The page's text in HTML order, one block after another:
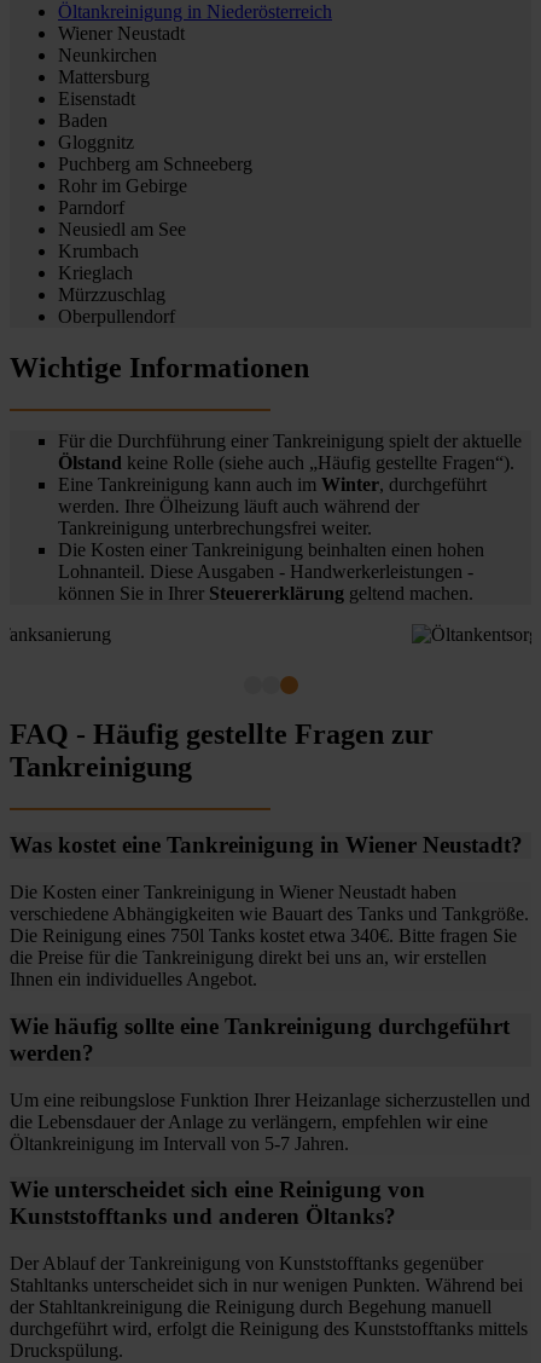
Öltankreinigung in Niederösterreich
Wiener Neustadt
Neunkirchen
Mattersburg
Eisenstadt
Baden
Gloggnitz
Puchberg am Schneeberg
Rohr im Gebirge
Parndorf
Neusiedl am See
Krumbach
Krieglach
Mürzzuschlag
Oberpullendorf
Wichtige Informationen
Für die Durchführung einer Tankreinigung spielt der aktuelle
Ölstand keine Rolle (siehe auch „Häufig gestellte Fragen“).
Eine Tankreinigung kann auch im Winter, durchgeführt
werden. Ihre Ölheizung läuft auch während der
Tankreinigung unterbrechungsfrei weiter.
Die Kosten einer Tankreinigung beinhalten einen hohen
Lohnanteil. Diese Ausgaben - Handwerkerleistungen -
können Sie in Ihrer Steuererklärung geltend machen.
FAQ - Häufig gestellte Fragen zur
Tankreinigung
Was kostet eine Tankreinigung in Wiener Neustadt?
Die Kosten einer Tankreinigung in Wiener Neustadt haben
verschiedene Abhängigkeiten wie Bauart des Tanks und Tankgröße.
Die Reinigung eines 750l Tanks kostet etwa 340€. Bitte fragen Sie
die Preise für die Tankreinigung direkt bei uns an, wir erstellen
Ihnen ein individuelles Angebot.
Wie häufig sollte eine Tankreinigung durchgeführt
werden?
Um eine reibungslose Funktion Ihrer Heizanlage sicherzustellen und
die Lebensdauer der Anlage zu verlängern, empfehlen wir eine
Öltankreinigung im Intervall von 5-7 Jahren.
Wie unterscheidet sich eine Reinigung von
Kunststofftanks und anderen Öltanks?
Der Ablauf der Tankreinigung von Kunststofftanks gegenüber
Stahltanks unterscheidet sich in nur wenigen Punkten. Während bei
der Stahltankreinigung die Reinigung durch Begehung manuell
durchgeführt wird, erfolgt die Reinigung des Kunststofftanks mittels
Druckspülung.